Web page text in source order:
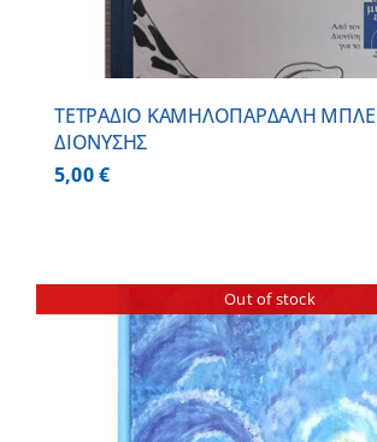
ΤΕΤΡΑΔΙΟ ΚΑΜΗΛΟΠΑΡΔΑΛΗ ΜΠΛΕ
ΔΙΟΝΥΣΗΣ
5,00€
Out of stock